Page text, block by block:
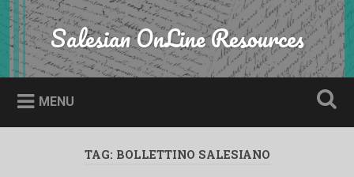
Skip
to
content
Search Salesian OnLine Resources
MENU
TAG: BOLLETTINO SALESIANO